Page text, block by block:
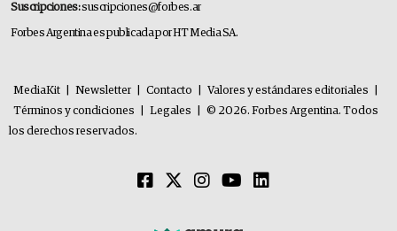
Suscripciones:suscripciones@forbes.ar
Forbes Argentina es publicada por HT Media SA.
MediaKit Newsletter Contacto Valores y estándares editoriales
Términos y condiciones
Legales
© 2026. Forbes Argentina. Todos
los derechos reservados.